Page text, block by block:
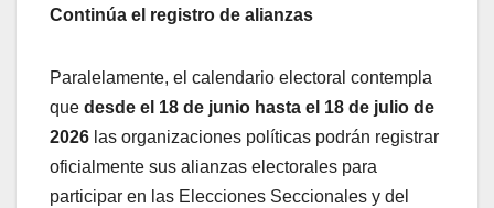
Continúa el registro de alianzas
Paralelamente, el calendario electoral contempla
que desde el 18 de junio hasta el 18 de julio de
2026 las organizaciones políticas podrán registrar
oficialmente sus alianzas electorales para
participar en las Elecciones Seccionales y del